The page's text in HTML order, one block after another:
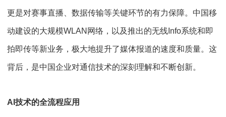
更是对赛事直播、数据传输等关键环节的有力保障。中国移
动建设的大规模WLAN 网络，以及推出的无线 Info系统和即
拍即传等新业务，极大地提升了媒体报道的速度和质量。这
背后，是中国企业对通信技术的深刻理解和不断创新。
AI 技术的全流程应用